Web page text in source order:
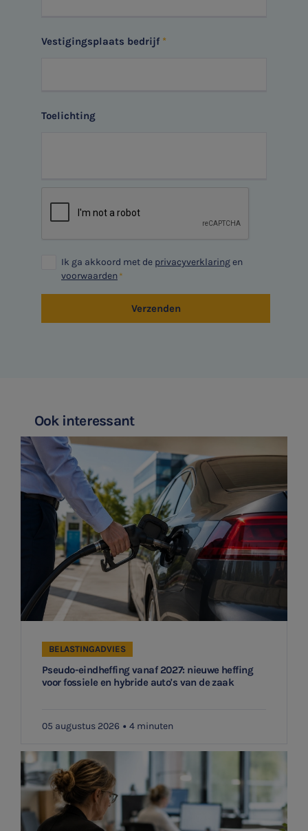
Vestigingsplaats bedrijf
Toelichting
Ik ga akkoord met de privacyverklaringen
voorwaarden
Verzenden
Ook interessant
Pseudo-eindheffing vanaf 2027: nieuwe heffing
voor fossiele en hybride auto's van de zaak
BELASTINGADVIES
05 augustus 2026 4 minuten